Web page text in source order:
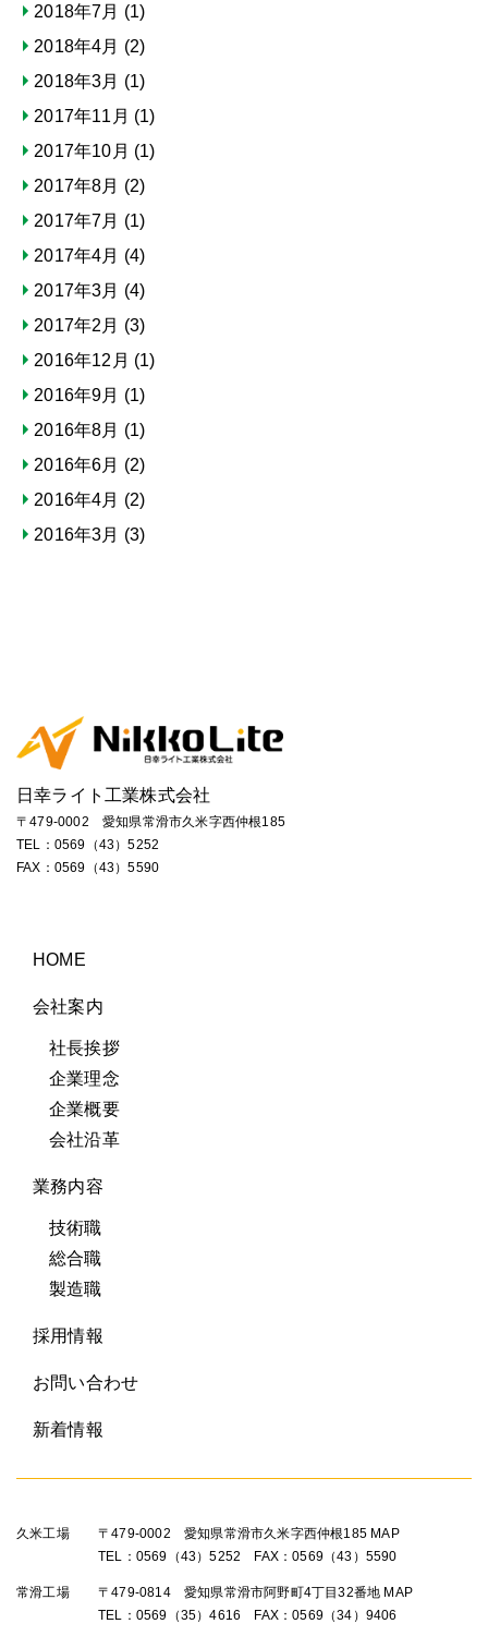
2018年7月 (1)
2018年4月 (2)
2018年3月 (1)
2017年11月 (1)
2017年10月 (1)
2017年8月 (2)
2017年7月 (1)
2017年4月 (4)
2017年3月 (4)
2017年2月 (3)
2016年12月 (1)
2016年9月 (1)
2016年8月 (1)
2016年6月 (2)
2016年4月 (2)
2016年3月 (3)
日幸ライト工業株式会社
〒479-0002 愛知県常滑市久米字西仲根185
TEL： 0569（43）5252
FAX：0569（43）5590
HOME
会社案内
社長挨拶
企業理念
企業概要
会社沿革
業務内容
技術職
総合職
製造職
採用情報
お問い合わせ
新着情報
久米工場 〒479-0002 愛知県常滑市久米字西仲根185 MAP
TEL：0569（43）5252 FAX：0569（43）5590
常滑工場 〒479-0814 愛知県常滑市阿野町4丁目32番地 MAP
TEL：0569（35）4616 FAX：0569（34）9406